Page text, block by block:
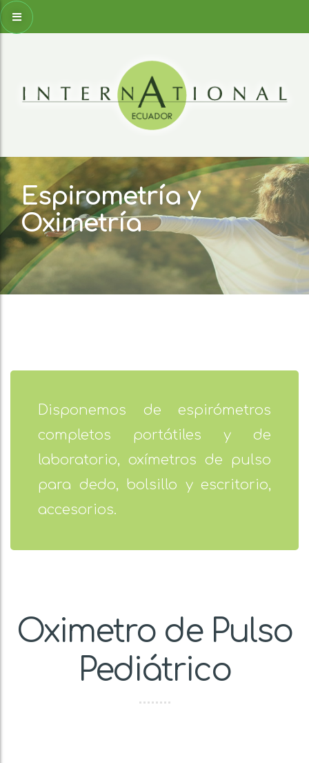
Espirometría y
Oximetría
Disponemos de espirómetros
completos portátiles y de
laboratorio, oxímetros de pulso
para dedo, bolsillo y escritorio,
accesorios.
Oximetro de Pulso
Pediátrico